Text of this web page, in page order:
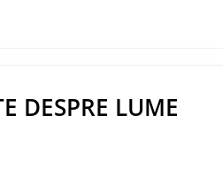
DESPRE LUME